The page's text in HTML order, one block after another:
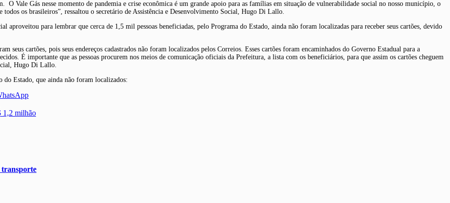
Vale Gás nesse momento de pandemia e crise econômica é um grande apoio para as famílias em situação de vulnerabilidade social no nosso município, o
todos os brasileiros”, ressaltou o secretário de Assistência e Desenvolvimento Social, Hugo Di Lallo.
aproveitou para lembrar que cerca de 1,5 mil pessoas beneficiadas, pelo Programa do Estado, ainda não foram localizadas para receber seus cartões, devido
seus cartões, pois seus endereços cadastrados não foram localizados pelos Correios. Esses cartões foram encaminhados do Governo Estadual para a
É importante que as pessoas procurem nos meios de comunicação oficiais da Prefeitura, a lista com os beneficiários, para que assim os cartões cheguem
Hugo Di Lallo.
do Estado, que ainda não foram localizados:
1,2 milhão
transporte